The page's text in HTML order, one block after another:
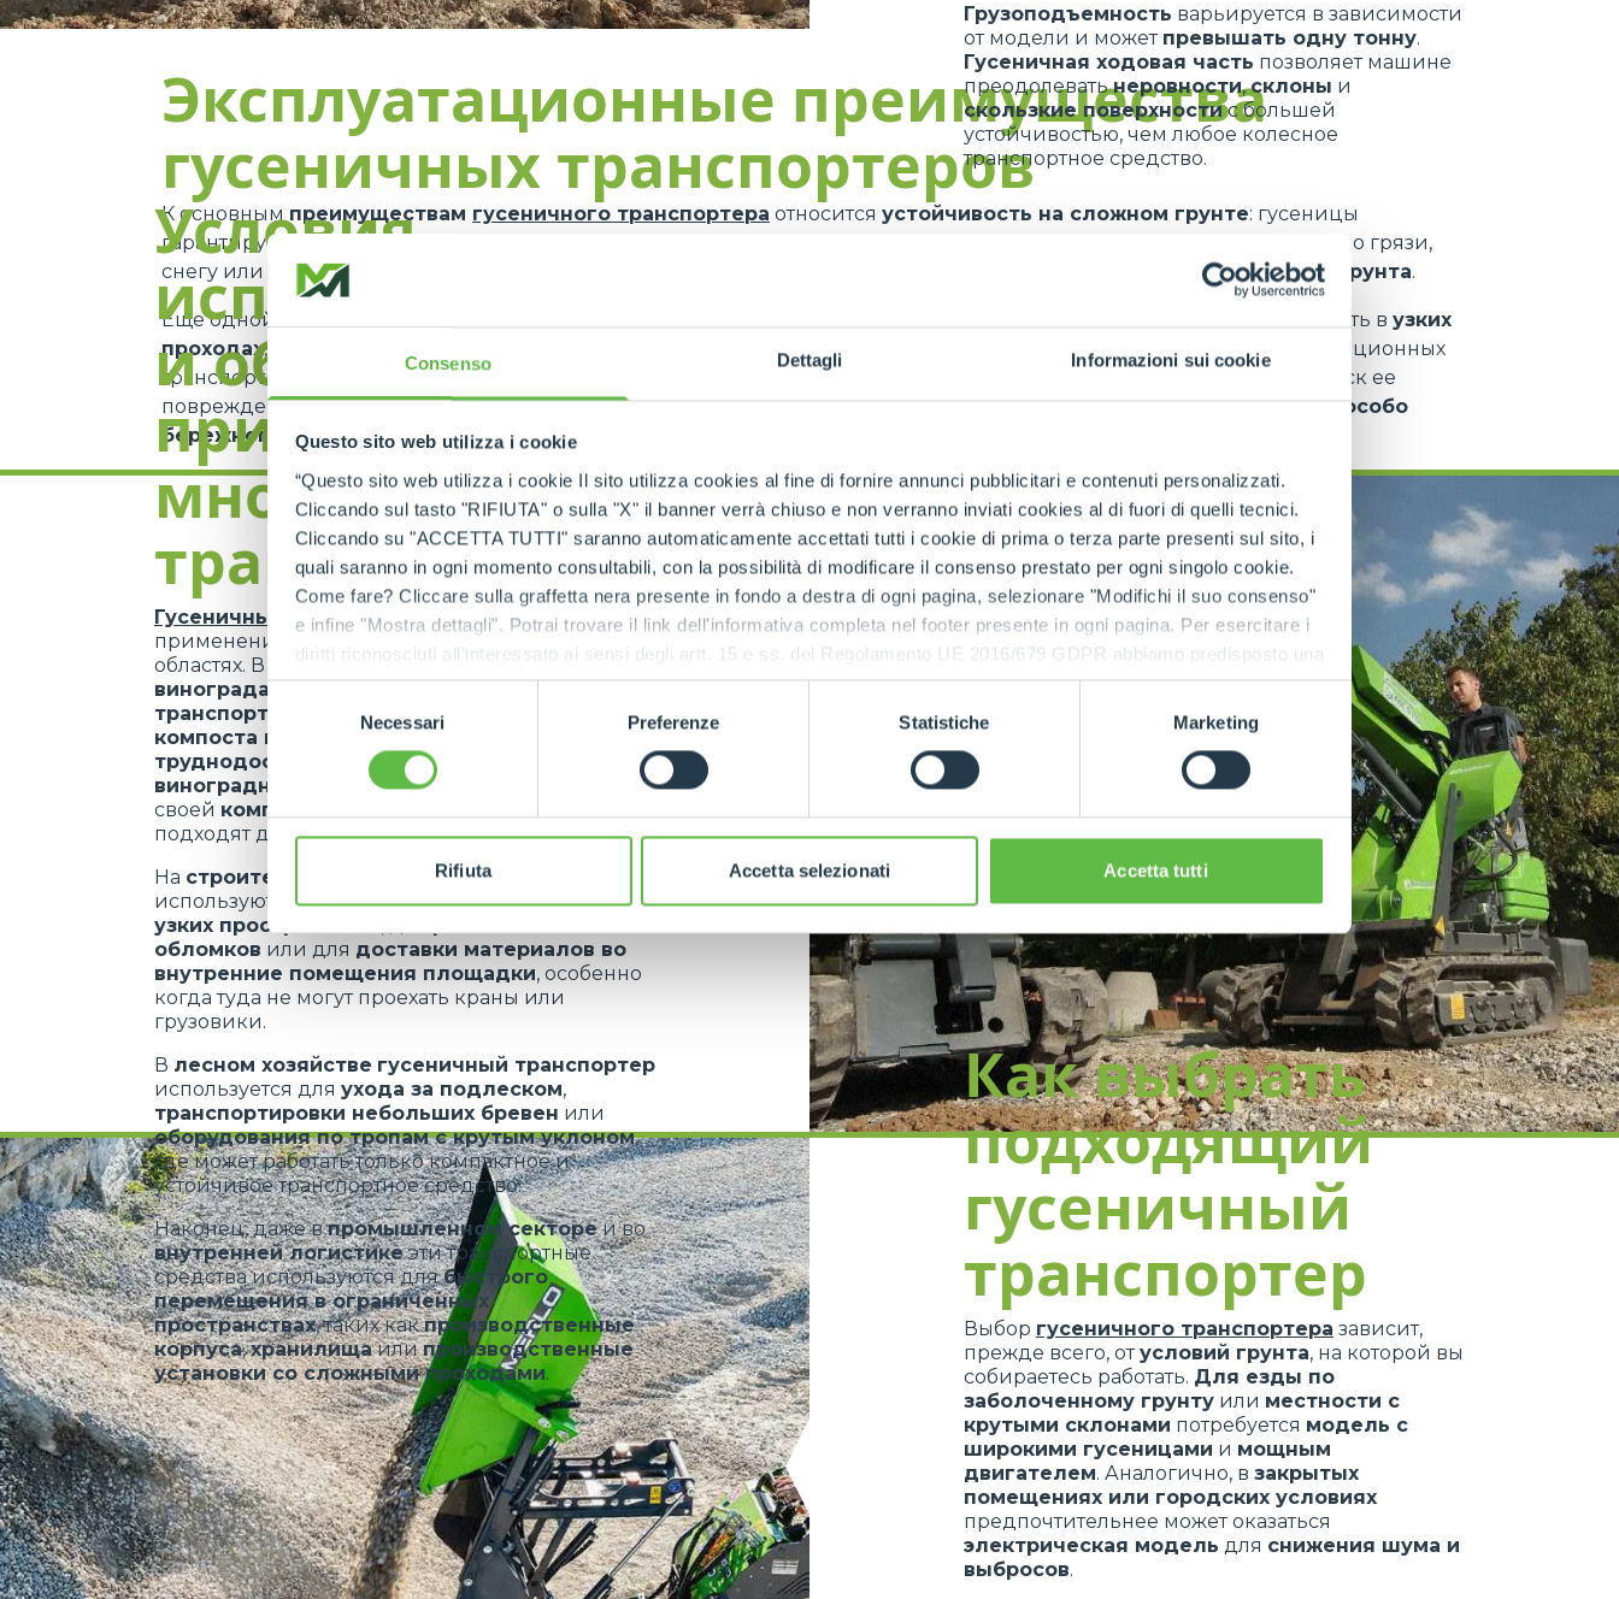
Consenso Dettagli Informazioni sui cookie
Questo sito web utilizza i cookie
“Questo sito web utilizza i cookie Il sito utilizza cookies al fine di fornire annunci pubblicitari e contenuti personalizzati.
Cliccando sul tasto "RIFIUTA" o sulla "X" il banner verrà chiuso e non verranno inviati cookies al di fuori di quelli tecnici.
Cliccando su "ACCETTA TUTTI" saranno automaticamente accettati tutti i cookie di prima o terza parte presenti sul sito, i
quali saranno in ogni momento consultabili, con la possibilità di modificare il consenso prestato per ogni singolo cookie.
Come fare? Cliccare sulla graffetta nera presente in fondo a destra di ogni pagina, selezionare "Modifichi il suo consenso"
e infine "Mostra dettagli". Potrai trovare il link dell'informativa completa nel footer presente in ogni pagina. Per esercitare i
diritti riconosciuti all'interessato ai sensi degli artt. 15 e ss. del Regolamento UE 2016/679 GDPR abbiamo predisposto una
apposita procedura.
Selezione
Necessari Preferenze Statistiche Marketing
Rifiuta Accetta selezionati Accetta tutti
Грузоподъемность варьируется в зависимости
от модели и может превышать одну тонну.
Гусеничная ходовая часть позволяет машине
преодолеватьнеровности,склоны и
скользкие поверхностис большей
устойчивостью, чем любое колесное
транспортное средство.
Эксплуатационные преимущества
гусеничных транспортеров
К основным преимуществам гусеничного транспортера относится устойчивость на сложном грунте: гусеницы
гарантируют
, в том числе по грязи,
снегу или песку. Эта особенность делает их идеальными для
нестабильного грунта.
Еще одной сильной стороной является эти машины могут работать в узких
проходах, на строительных площадках с интенсивным движением местах, труднодоступных
для традиционных
транспортных средств. Кроме того,
оказывает
, снижая риск ее
повреждения и, таким образом, подходит для использования всельскохозяйственных хозяйствах, требующих особо
бережного отношения, или наповерхностях, которые необходимо защитить от повреждений
Условия
использования
и области
применения
многоцелевых
транспортеров
Гусеничные транспортеры находят
применение в различных профессиональных
областях. В
сельском хозяйстве
и
виноградарстве
транспортировки урожая
оборудования
или
компоста по заболоченной
труднодоступной
местности, как, например, в
виноградниках на склонах холмов
. Благодаря
своей компактности
подходят дляработы между шпалерами.
На строительных площадкахони
используются дляперемещения материалов в
узких пространствах
обломков или для доставки материалов во
внутренние помещения площадки, особенно
когда туда не могут проехать краны или
грузовики.
В лесном хозяйстве гусеничный транспортер
используется для ухода за подлеском,
транспортировки небольших бревен или
оборудования по тропам с крутым уклоном,
где может работать только компактное и
устойчивое транспортное средство.
Наконец, даже впромышленном сектореи во
внутренней логистикеэти транспортные
средства используются длябыстрого
перемещения в ограниченных
пространствах, таких какпроизводственные
корпуса,хранилищаилипроизводственные
установки со сложными проходами.
Как выбрать
подходящий
гусеничный
транспортер
Выбор гусеничного транспортера зависит,
прежде всего, отусловий грунта, на которой вы
собираетесь работать. Для езды по
заболоченному грунту или местности с
крутыми склонами потребуется модель с
широкими гусеницами и мощным
двигателем. Аналогично, в закрытых
помещениях или городских условиях
предпочтительнее может оказаться
электрическая модель для снижения шума и
выбросов.